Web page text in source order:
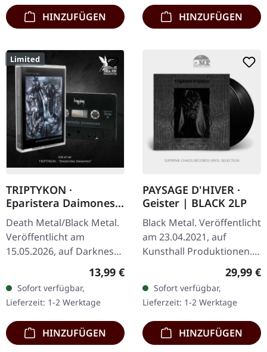
HINZUFÜGEN HINZUFÜGEN
Limited
TRIPTYKON ·
Eparistera Daimones |
BLACK TAPE
Death Metal/Black Metal.
Veröffentlicht am
15.05.2026, auf Darkness
Shall Rise Productions.
Schwarze Musikkassette
mit 7-Panel J-Card im…
Regulärer Preis:
13,99 €
Sofort verfügbar,
Lieferzeit: 1-2 Werktage
HINZUFÜGEN
PAYSAGE D'HIVER ·
Geister | BLACK 2LP
Black Metal. Veröffentlicht
am 23.04.2021, auf
Kunsthall Produktionen.
Schwarzes Doppel-Vinyl
im Gatefold-Cover mit 20-
seitigem Booklet. Das…
29,99 €
Sofort verfügbar,
Lieferzeit: 1-2 Werktage
HINZUFÜGEN